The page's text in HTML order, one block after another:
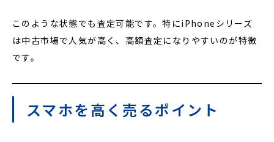
このような状態でも査定可能です。特にiPhoneシリーズ
は中古市場で人気が高く、高額査定になりやすいのが特徴
です。
スマホを高く売るポイント